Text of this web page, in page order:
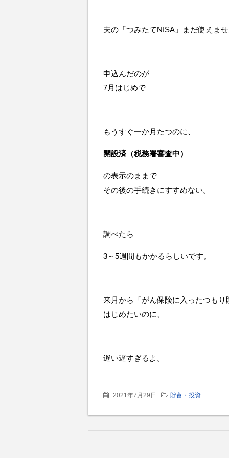
夫の「つみたてNISA」まだ使えま
申込んだのが
7月はじめで
もうすぐ一か月たつのに、
開設済（税務署審査中）
の表示のままで
その後の手続きにすすめない。
調べたら
3～5週間もかかるらしいです。
来月から「がん保険に入ったつもり
はじめたいのに、
遅い遅すぎるよ。
2021年7月29日 貯蓄・投資